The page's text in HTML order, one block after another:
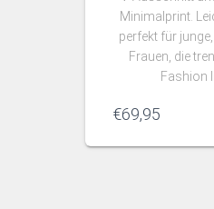
Minimalprint.
perfekt für
Frauen, die
Fashion
€69,95